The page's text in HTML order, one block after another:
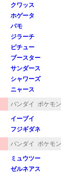
クワッス
ホゲータ
パモ
ジラーチ
ピチュー
ブースター
サンダース
シャワーズ
ニャース
バンダイ ポケモ
イーブイ
フジギダネ
バンダイ ポケモ
ミュウツー
ゼルネアス